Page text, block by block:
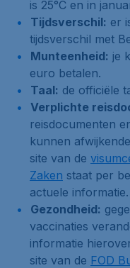
is 25°C en in
Tijdsverschil: er
tijdsverschil met
Munteenheid: je
euro betalen.
Taal: de officiële
Verplichte
reisdocumenten
kunnen
site van de
Zaken staat per
actuele informatie.
Gezondheid:
vaccinaties
informatie
site van de FOD